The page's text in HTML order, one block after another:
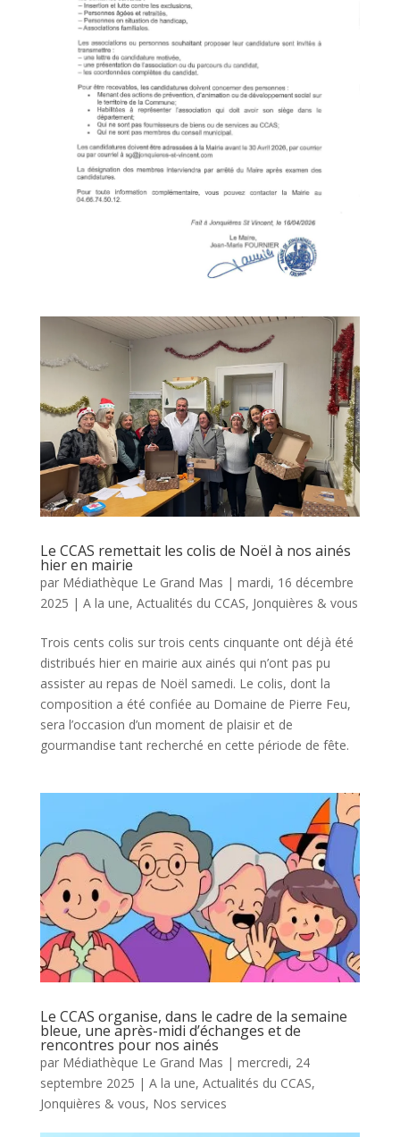
Le CCAS remettait les colis de Noël à nos ainés
hier en mairie
par Médiathèque Le Grand Mas | mardi, 16 décembre
2025 | A la une, Actualités du CCAS, Jonquières & vous
Trois cents colis sur trois cents cinquante ont déjà été
distribués hier en mairie aux ainés qui n’ont pas pu
assister au repas de Noël samedi. Le colis, dont la
composition a été confiée au Domaine de Pierre Feu,
sera l’occasion d’un moment de plaisir et de
gourmandise tant recherché en cette période de fête.
Le CCAS organise, dans le cadre de la semaine
bleue, une après-midi d’échanges et de
rencontres pour nos ainés
par Médiathèque Le Grand Mas | mercredi, 24
septembre 2025 | A la une, Actualités du CCAS,
Jonquières & vous, Nos services